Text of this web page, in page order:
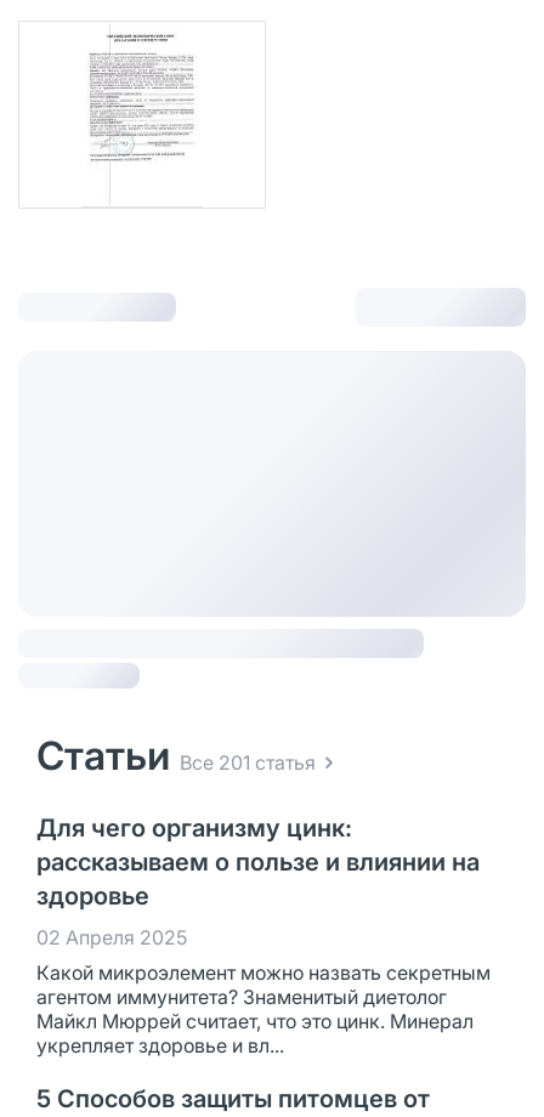
Статьи Все 201 статья
Для чего организму цинк:
рассказываем о пользе и влиянии на
здоровье
02 Апреля 2025
Какой микроэлемент можно назвать секретным
агентом иммунитета? Знаменитый диетолог
Майкл Мюррей считает, что это цинк. Минерал
укрепляет здоровье и вл...
5 Способов защиты питомцев от